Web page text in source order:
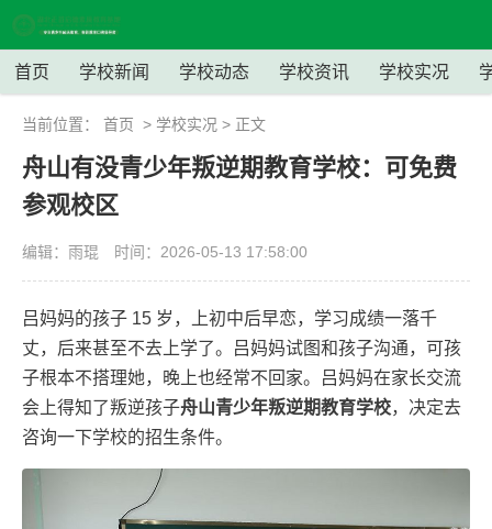
首页 学校新闻 学校动态 学校资讯 学校实况
当前位置： 首页 > 学校实况 > 正文
舟山有没青少年叛逆期教育学校：可免费
参观校区
编辑：雨琨 时间：2026-05-13 17:58:00
吕妈妈的孩子 15 岁，上初中后早恋，学习成绩一落千
丈，后来甚至不去上学了。吕妈妈试图和孩子沟通，可孩
子根本不搭理她，晚上也经常不回家。吕妈妈在家长交流
会上得知了叛逆孩子舟山青少年叛逆期教育学校，决定去
咨询一下学校的招生条件。